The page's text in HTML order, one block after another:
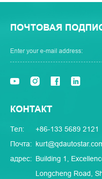
ПОЧТОВАЯ
КОНТАКТ
Тел:
+86-133 5689 2121
Почта:
адрес: Building 1,
Longcheng Road,